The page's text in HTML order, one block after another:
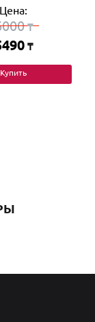
Цена:
₸
₸
Купить